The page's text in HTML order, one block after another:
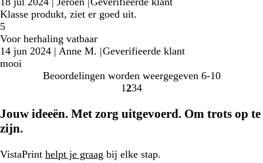
Klasse produkt, ziet er goed uit.
5
Voor herhaling vatbaar
14 jun 2024 | Anne M. |Geverifieerde klant
mooi
Beoordelingen worden weergegeven 6-10
Naar
1 Naar
2Naar
3Naar
4
Jouw ideeën. Met zorg uitgevoerd. Om trots op te
zijn.
VistaPrint helpt je graag bij elke stap.